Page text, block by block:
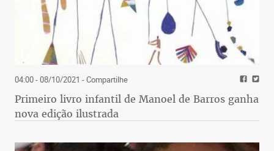
04:00 - 08/10/2021 - Compartilhe
Primeiro livro infantil de Manoel de Barros ganha
nova edição ilustrada